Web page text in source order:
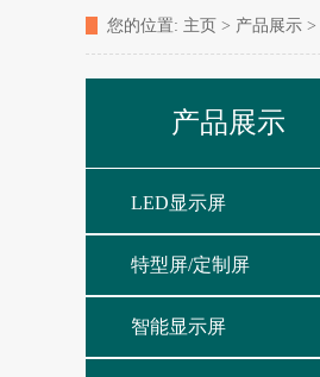
您的位置: 主页 > 产品展示 >
产品展示
LED显示屏
特型屏/定制屏
智能显示屏